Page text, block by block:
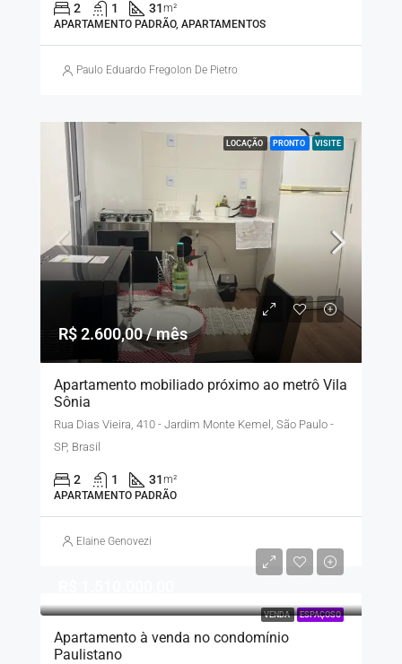
2 1 31m²
APARTAMENTO PADRÃO, APARTAMENTOS
Paulo Eduardo Fregolon De Pietro
LOCAÇÃO PRONTO VISITE
R$ 2.600,00 / mês
Apartamento mobiliado próximo ao metrô Vila
Sônia
Rua Dias Vieira, 410 - Jardim Monte Kemel, São Paulo -
SP, Brasil
2 1 31m²
APARTAMENTO PADRÃO
Elaine Genovezi
VENDA ESPAÇOSO
Apartamento à venda no condomínio
Paulistano